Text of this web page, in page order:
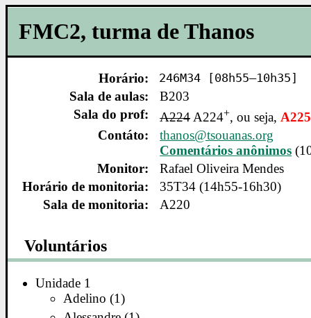
FMC2, turma de Thanos
Horário: 246M34 [08h55–10h35]
Sala de aulas:
B203
Sala do prof:
A224A224+, ou seja, A225
Contáto:
thanos@tsouanas.org
Comentários anônimos
Monitor:
Rafael Oliveira Mendes
Horário de monitoria:
35T34 (14h55-16h30)
Sala de monitoria:
A220
Voluntários
Unidade 1
Adelino (1)